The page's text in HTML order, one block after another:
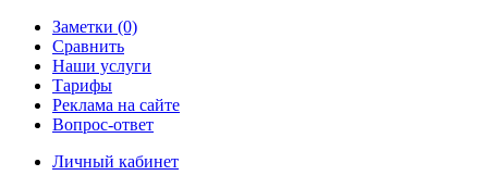
Заметки (0)
Сравнить
Наши услуги
Тарифы
Реклама на сайте
Вопрос-ответ
Личный кабинет